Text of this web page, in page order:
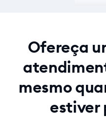
Ofereça
mesmo
estiver